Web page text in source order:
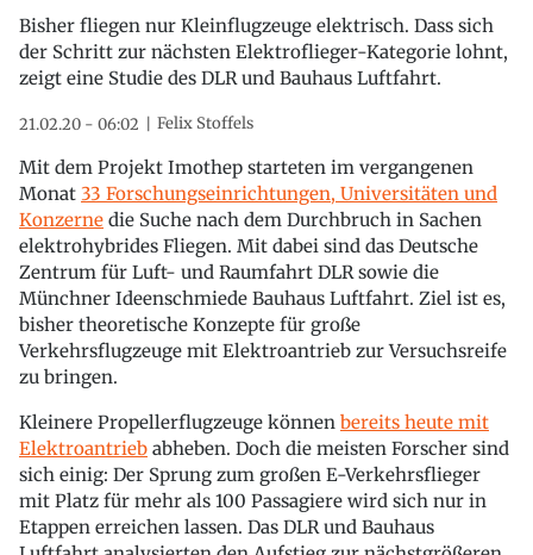
Bisher fliegen nur Kleinflugzeuge elektrisch. Dass sich
der Schritt zur nächsten Elektroflieger-Kategorie lohnt,
zeigt eine Studie des DLR und Bauhaus Luftfahrt.
21.02.20 - 06:02 Felix Stoffels
Mit dem Projekt Imothep starteten im vergangenen
Monat 33 Forschungseinrichtungen, Universitäten und
Konzerne die Suche nach dem Durchbruch in Sachen
elektrohybrides Fliegen. Mit dabei sind das Deutsche
Zentrum für Luft- und Raumfahrt DLR sowie die
Münchner Ideenschmiede Bauhaus Luftfahrt. Ziel ist es,
bisher theoretische Konzepte für große
Verkehrsflugzeuge mit Elektroantrieb zur Versuchsreife
zu bringen.
Kleinere Propellerflugzeuge können bereits heute mit
Elektroantrieb abheben. Doch die meisten Forscher sind
sich einig: Der Sprung zum großen E-Verkehrsflieger
mit Platz für mehr als 100 Passagiere wird sich nur in
Etappen erreichen lassen. Das DLR und Bauhaus